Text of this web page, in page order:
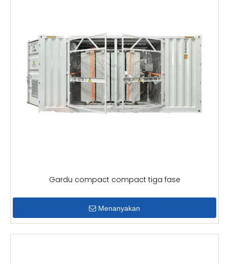
Gardu compact compact tiga fase
Menanyakan